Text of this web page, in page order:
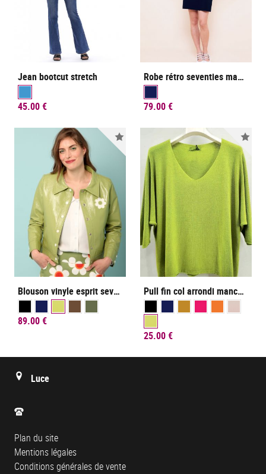
Jean bootcut stretch
45.00 €
Robe rétro seventies manches courtes
79.00 €
Nouveauté
Blouson vinyle esprit seventies
89.00 €
Pull fin col arrondi manches chauve-souris trois-quart
25.00 €
Luce
Plan du site
Mentions légales
Conditions générales de vente